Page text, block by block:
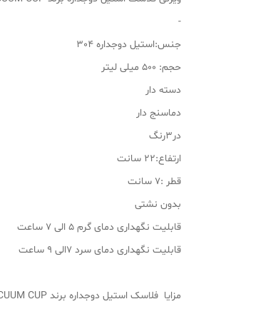
-
جنس:استیل دوجداره 304
حجم: 500 میلی لیتر
دسته دار
دماسنج دار
در3رنگ
ارتفاع:22 سانت
قطر :7 سانت
بدون نشتی
قابلیت نگهداری دمای گرم 5 الی 7 ساعت
قابلیت نگهداری دمای سرد 7الی 9 ساعت
مزایا فلاسک استیل دوجداره برند VACUUM CUP :